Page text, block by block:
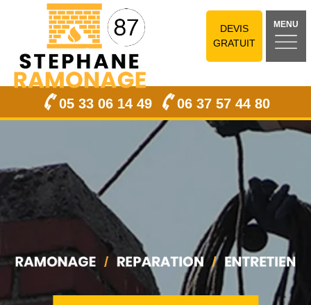
DEVIS
GRATUIT
MENU
05 33 06 14 49 06 37 57 44 80